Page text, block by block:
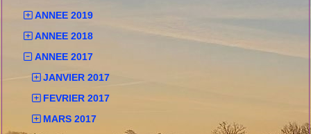
ANNEE 2019
ANNEE 2018
ANNEE 2017
JANVIER 2017
FEVRIER 2017
MARS 2017